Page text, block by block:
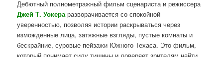
Дебютный полнометражный фильм сценариста и режиссера
Джей Т. Уокера разворачивается со спокойной
уверенностью, позволяя истории раскрываться через
изможденные лица, затяжные взгляды, пустые комнаты и
бескрайние, суровые пейзажи Южного Техаса. Это фильм,